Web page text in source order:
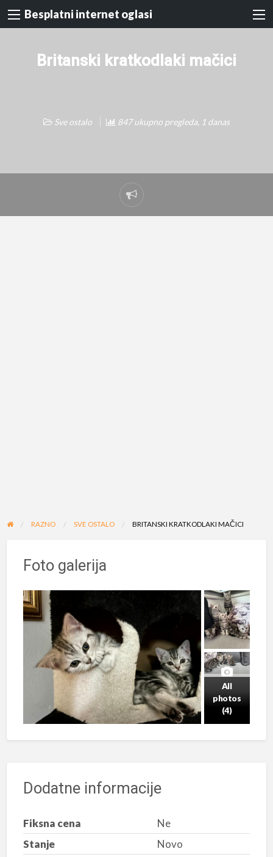
Besplatni internet oglasi
Britanski kratkodlaki mačici
Sve ostalo 847 ukupno pregleda, 1 danas
Prijavi
problem
RAZNO SVE OSTALO BRITANSKI KRATKODLAKI MAČICI
Foto galerija
All
photos
(4)
Dodatne informacije
Fiksna cena
Ne
Stanje
Novo